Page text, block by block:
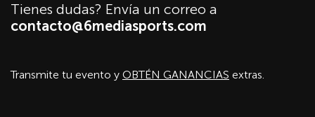
Tienes dudas? Envía un correo a
contacto@6mediasports.com
Transmite tu evento y OBTÉN GANANCIAS extras.